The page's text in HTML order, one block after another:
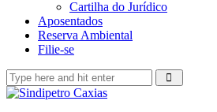
Cartilha do Jurídico
Aposentados
Reserva Ambiental
Filie-se